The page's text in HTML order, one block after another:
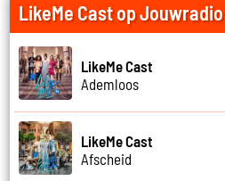
LikeMe Cast op Jouwradio
LikeMe Cast
Ademloos
LikeMe Cast
Afscheid